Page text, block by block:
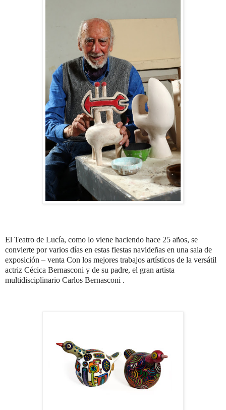
El Teatro de Lucía, como lo viene haciendo hace 25 años, se
convierte por varios días en estas fiestas navideñas en una sala de
exposición – venta Con los mejores trabajos artísticos de la versátil
actriz Cécica Bernasconi y de su padre, el gran artista
multidisciplinario Carlos Bernasconi .